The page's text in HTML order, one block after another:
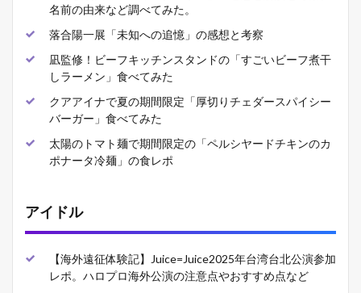
名前の由来など調べてみた。
落合陽一展「未知への追憶」の感想と考察
凪監修！ビーフキッチンスタンドの「すごいビーフ煮干
しラーメン」食べてみた
クアアイナで夏の期間限定「厚切りチェダースパイシー
バーガー」食べてみた
太陽のトマト麺で期間限定の「ペルシヤードチキンのカ
ポナータ冷麺」の食レポ
アイドル
【海外遠征体験記】Juice=Juice2025年台湾台北公演参加
レポ。ハロプロ海外公演の注意点やおすすめ点など